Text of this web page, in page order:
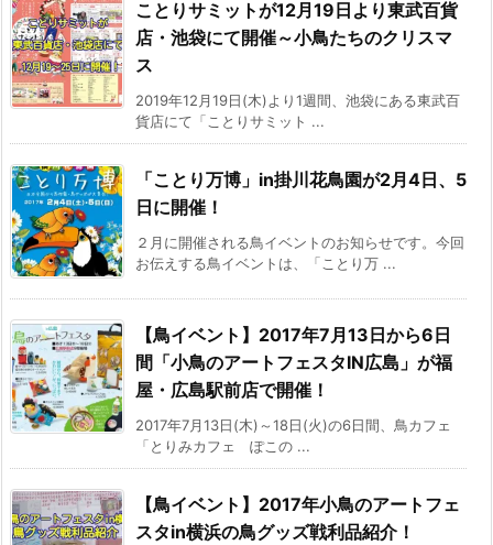
ことりサミットが12月19日より東武百貨
店・池袋にて開催～小鳥たちのクリスマ
ス
2019年12月19日(木)より1週間、池袋にある東武百
貨店にて「ことりサミット ...
「ことり万博」in掛川花鳥園が2月4日、5
日に開催！
２月に開催される鳥イベントのお知らせです。今回
お伝えする鳥イベントは、「ことり万 ...
【鳥イベント】2017年7月13日から6日
間「小鳥のアートフェスタIN広島」が福
屋・広島駅前店で開催！
2017年7月13日(木)～18日(火)の6日間、鳥カフェ
「とりみカフェ ぽこの ...
【鳥イベント】2017年小鳥のアートフェ
スタin横浜の鳥グッズ戦利品紹介！